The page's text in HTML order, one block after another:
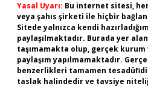
Yasal Uyarı: Bu internet sitesi,
veya şahıs şirketi ile hiçbir
Sitede yalnızca kendi
paylaşılmaktadır. Burada yer
taşımamakta olup, gerçek kurum
paylaşım yapılmamaktadır.
benzerlikleri tamamen
taslak halindedir ve tavsiye